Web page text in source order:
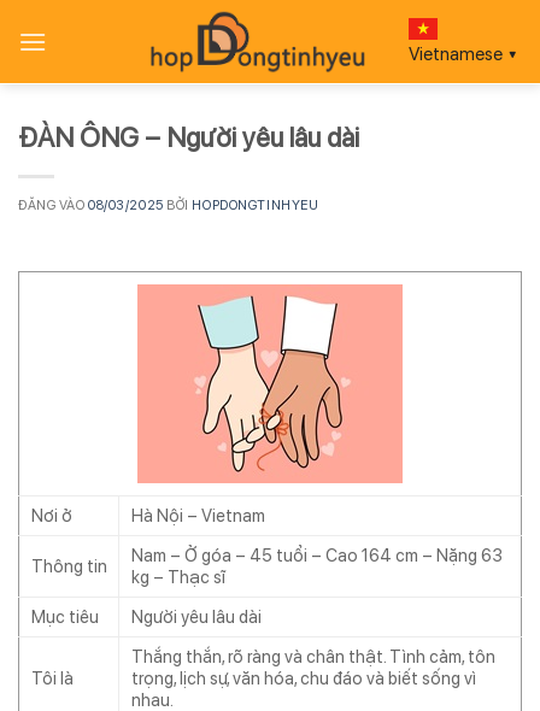
qua
Vietnamese ▼
ĐÀN ÔNG – Người yêu lâu dài
ĐĂNG VÀO08/03/2025 BỞI HOPDONGTINHYEU
Nơi ở Hà Nội – Vietnam
Thông tin
Nam – Ở góa – 45 tuổi – Cao 164 cm – Nặng 63
kg – Thạc sĩ
Mục tiêu
Người yêu lâu dài
Tôi là
Thắng thắn, rõ ràng và chân thật. Tình cảm, tôn
trọng, lịch sự, văn hóa, chu đáo và biết sống vì
nhau.